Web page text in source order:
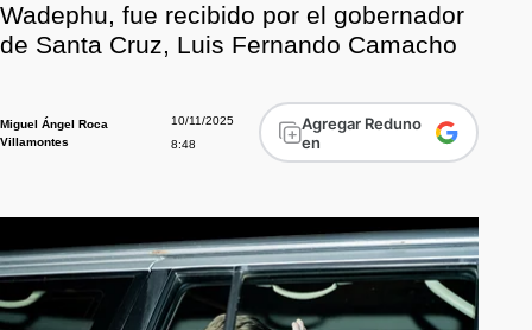
Wadephu, fue recibido por el gobernador
de Santa Cruz, Luis Fernando Camacho
Miguel Ángel Roca
Villamontes
10/11/2025
8:48
Agregar Reduno
en